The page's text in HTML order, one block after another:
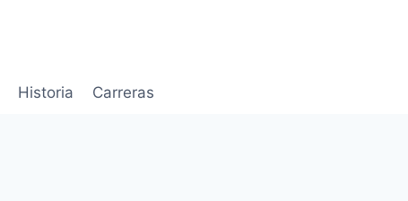
Historia Carreras